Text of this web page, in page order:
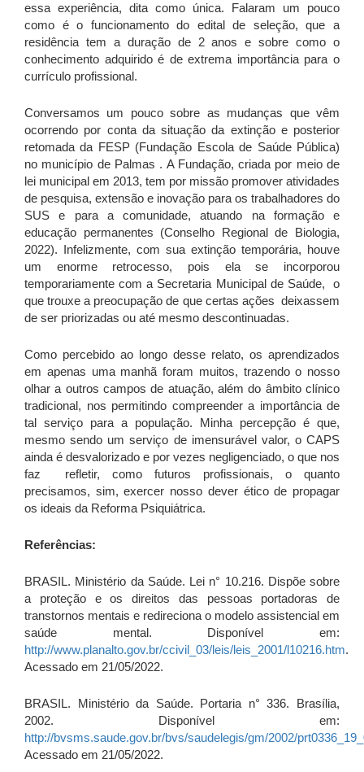
essa experiência, dita como única. Falaram um pouco
como é o funcionamento do edital de seleção, que a
residência tem a duração de 2 anos e sobre como o
conhecimento adquirido é de extrema importância para o
currículo profissional.
Conversamos um pouco sobre as mudanças que vêm
ocorrendo por conta da situação da extinção e posterior
retomada da FESP (Fundação Escola de Saúde Pública)
no município de Palmas . A Fundação, criada por meio de
lei municipal em 2013, tem por missão promover atividades
de pesquisa, extensão e inovação para os trabalhadores do
SUS e para a comunidade, atuando na formação e
educação permanentes (Conselho Regional de Biologia,
2022). Infelizmente, com sua extinção temporária, houve
um enorme retrocesso, pois ela se incorporou
temporariamente com a Secretaria Municipal de Saúde, o
que trouxe a preocupação de que certas ações deixassem
de ser priorizadas ou até mesmo descontinuadas.
Como percebido ao longo desse relato, os aprendizados
em apenas uma manhã foram muitos, trazendo o nosso
olhar a outros campos de atuação, além do âmbito clínico
tradicional, nos permitindo compreender a importância de
tal serviço para a população. Minha percepção é que,
mesmo sendo um serviço de imensurável valor, o CAPS
ainda é desvalorizado e por vezes negligenciado, o que nos
faz refletir, como futuros profissionais, o quanto
precisamos, sim, exercer nosso dever ético de propagar
os ideais da Reforma Psiquiátrica.
Referências:
BRASIL. Ministério da Saúde. Lei n° 10.216. Dispõe sobre
a proteção e os direitos das pessoas portadoras de
transtornos mentais e redireciona o modelo assistencial em
saúde mental. Disponível em:
http://www.planalto.gov.br/ccivil_03/leis/leis_2001/l10216.htm.
Acessado em 21/05/2022.
BRASIL. Ministério da Saúde. Portaria n° 336. Brasília,
2002. Disponível em:
http://bvsms.saude.gov.br/bvs/saudelegis/gm/2002/
Acessado em 21/05/2022.